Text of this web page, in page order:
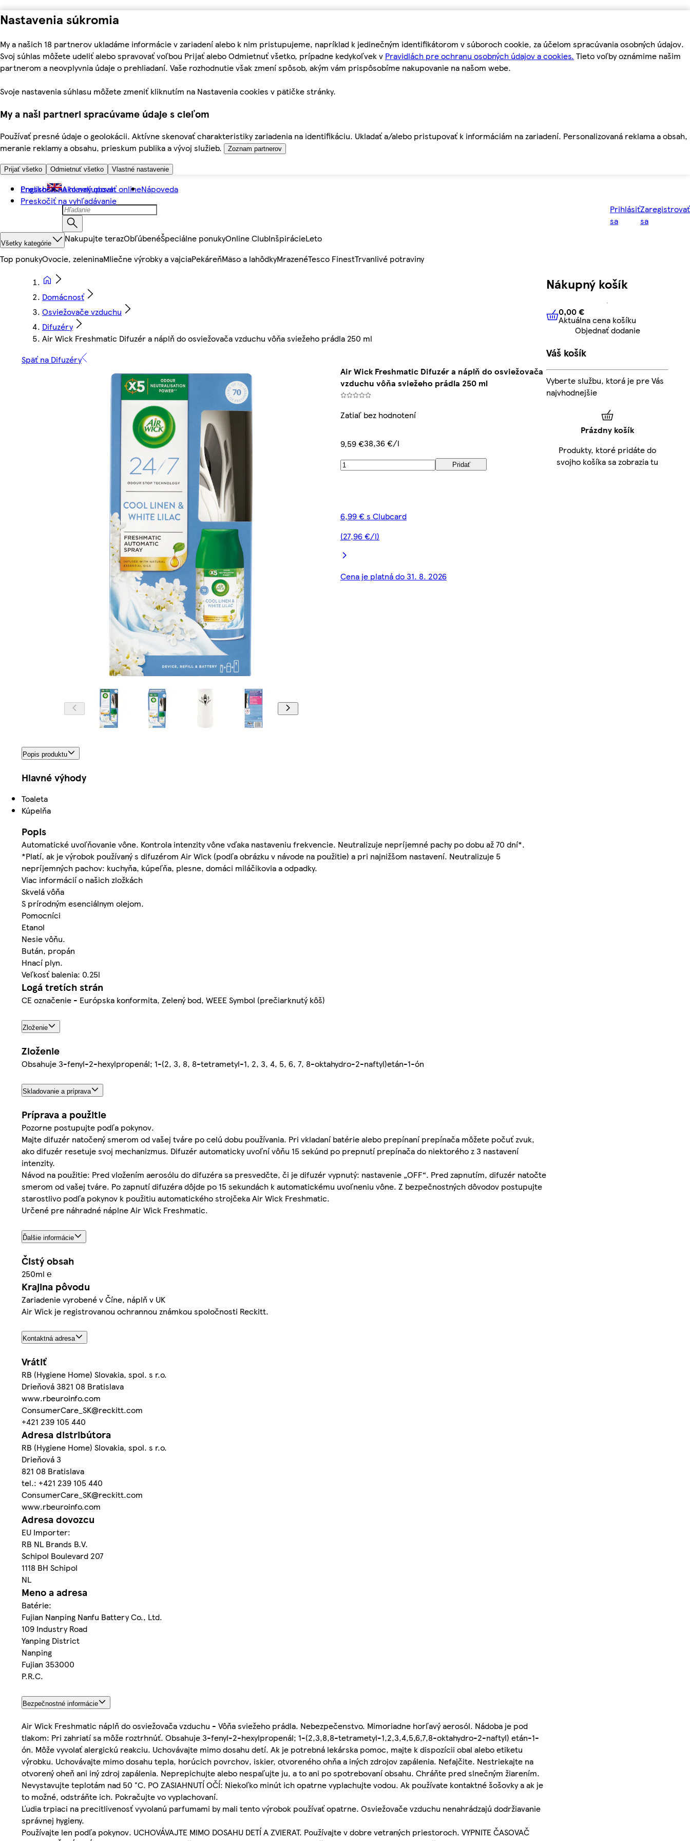
Nastavenia súkromia
My a našich 18 partnerov ukladáme informácie v zariadení alebo k nim pristupujeme, napríklad k jedinečným identifikátorom v súboroch cookie, za účelom spracúvania osobných údajov.
Svoj súhlas môžete udeliť alebo spravovať voľbou Prijať alebo Odmietnuť všetko, prípadne kedykoľvek v Pravidlách pre ochranu osobných údajov a cookies. Tieto voľby oznámime našim
partnerom a neovplyvnia údaje o prehliadaní. Vaše rozhodnutie však zmení spôsob, akým vám prispôsobíme nakupovanie na našom webe.
Svoje nastavenia súhlasu môžete zmeniť kliknutím na Nastavenia cookies v pätičke stránky.
My a naši partneri spracúvame údaje s cieľom
Používať presné údaje o geolokácii. Aktívne skenovať charakteristiky zariadenia na identifikáciu. Ukladať a/alebo pristupovať k informáciám na zariadení. Personalizovaná reklama a obsah,
meranie reklamy a obsahu, prieskum publika a vývoj služieb.
Zoznam partnerov
Prijať všetko Odmietnuť všetko Vlastné nastavenie
Preskočiť na hlavný obsah
Preskočiť na vyhľadávanie
English Ako nakupovať onlineNápoveda
Prihlásiť
sa
Zaregistrovať
sa
Všetky kategórie Nakupujte terazObľúbenéŠpeciálne ponukyOnline ClubInšpirácieLeto
Top ponukyOvocie, zeleninaMliečne výrobky a vajciaPekáreňMäso a lahôdkyMrazenéTesco FinestTrvanlivé potraviny
Domácnosť
Osviežovače vzduchu
Difuzéry
Air Wick Freshmatic Difuzér a náplň do osviežovača vzduchu vôňa sviežeho prádla 250 ml
Späť na Difuzéry
Air Wick Freshmatic Difuzér a náplň do osviežovača
vzduchu vôňa sviežeho prádla 250 ml
Zatiaľ bez hodnotení
9,59 €38,36 €/l
Pridať
6,99 € s Clubcard
(27,96 €/l)
Cena je platná do 31. 8. 2026
Popis produktu
Hlavné výhody
Toaleta
Kúpelňa
Popis
Automatické uvoľňovanie vône. Kontrola intenzity vône vďaka nastaveniu frekvencie. Neutralizuje nepríjemné pachy po dobu až 70 dní*.
*Platí, ak je výrobok používaný s difuzérom Air Wick (podľa obrázku v návode na použitie) a pri najnižšom nastavení. Neutralizuje 5
nepríjemných pachov: kuchyňa, kúpeľňa, plesne, domáci miláčikovia a odpadky.
Viac informácií o našich zložkách
Skvelá vôňa
S prírodným esenciálnym olejom.
Pomocníci
Etanol
Nesie vôňu.
Bután, propán
Hnací plyn.
Veľkosť balenia: 0.25l
Logá tretích strán
CE označenie - Európska konformita, Zelený bod, WEEE Symbol (prečiarknutý kôš)
Zloženie
Zloženie
Obsahuje 3-fenyl-2-hexylpropenál; 1-(2, 3, 8, 8-tetrametyl-1, 2, 3, 4, 5, 6, 7, 8-oktahydro-2-naftyl)etán-1-ón
Skladovanie a príprava
Príprava a použitie
Pozorne postupujte podľa pokynov.
Majte difuzér natočený smerom od vašej tváre po celú dobu používania. Pri vkladaní batérie alebo prepínaní prepínača môžete počuť zvuk,
ako difuzér resetuje svoj mechanizmus. Difuzér automaticky uvoľní vôňu 15 sekúnd po prepnutí prepínača do niektorého z 3 nastavení
intenzity.
Návod na použitie: Pred vložením aerosólu do difuzéra sa presvedčte, či je difuzér vypnutý: nastavenie „OFF“. Pred zapnutím, difuzér natočte
smerom od vašej tváre. Po zapnutí difuzéra dôjde po 15 sekundách k automatickému uvoľneniu vône. Z bezpečnostných dôvodov postupujte
starostlivo podľa pokynov k použitiu automatického strojčeka Air Wick Freshmatic.
Určené pre náhradné náplne Air Wick Freshmatic.
Ďalšie informácie
Čistý obsah
250ml ℮
Krajina pôvodu
Zariadenie vyrobené v Číne, náplň v UK
Air Wick je registrovanou ochrannou známkou spoločnosti Reckitt.
Kontaktná adresa
Vrátiť
RB (Hygiene Home) Slovakia, spol. s r.o.
Drieňová 3821 08 Bratislava
www.rbeuroinfo.com
ConsumerCare_SK@reckitt.com
+421 239 105 440
Adresa distribútora
RB (Hygiene Home) Slovakia, spol. s r.o.
Drieňová 3
821 08 Bratislava
tel.: +421 239 105 440
ConsumerCare_SK@reckitt.com
www.rbeuroinfo.com
Adresa dovozcu
EU Importer:
RB NL Brands B.V.
Schipol Boulevard 207
1118 BH Schipol
NL
Meno a adresa
Batérie:
Fujian Nanping Nanfu Battery Co., Ltd.
109 Industry Road
Yanping District
Nanping
Fujian 353000
P.R.C.
Bezpečnostné informácie
Air Wick Freshmatic náplň do osviežovača vzduchu - Vôňa sviežeho prádla. Nebezpečenstvo. Mimoriadne horľavý aerosól. Nádoba je pod
tlakom: Pri zahriatí sa môže roztrhnúť. Obsahuje 3-fenyl-2-hexylpropenál; 1-(2,3,8,8-tetrametyl-1,2,3,4,5,6,7,8-oktahydro-2-naftyl) etán-1-
ón. Môže vyvolať alergickú reakciu. Uchovávajte mimo dosahu detí. Ak je potrebná lekárska pomoc, majte k dispozícii obal alebo etiketu
výrobku. Uchovávajte mimo dosahu tepla, horúcich povrchov, iskier, otvoreného ohňa a iných zdrojov zapálenia. Nefajčite. Nestriekajte na
otvorený oheň ani iný zdroj zapálenia. Neprepichujte alebo nespaľujte ju, a to ani po spotrebovaní obsahu. Chráňte pred slnečným žiarením.
Nevystavujte teplotám nad 50 °C. PO ZASIAHNUTÍ OČÍ: Niekoľko minút ich opatrne vyplachujte vodou. Ak používate kontaktné šošovky a ak je
to možné, odstráňte ich. Pokračujte vo vyplachovaní.
Ľudia trpiaci na precitlivenosť vyvolanú parfumami by mali tento výrobok používať opatrne. Osviežovače vzduchu nenahrádzajú dodržiavanie
správnej hygieny.
Používajte len podľa pokynov. UCHOVÁVAJTE MIMO DOSAHU DETÍ A ZVIERAT. Používajte v dobre vetraných priestoroch. VYPNITE ČASOVAČ
Nákupný košík
0,00 € Aktuálna cena košíku
0,00 €
Aktuálna cena košíku
Objednať dodanie
Váš košík
Vyberte službu, ktorá je pre Vás
najvhodnejšie
Prázdny košík
Produkty, ktoré pridáte do
svojho košíka sa zobrazia tu